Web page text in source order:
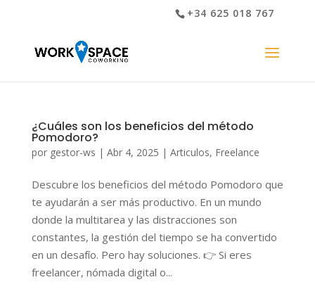
+34 625 018 767
¿Cuáles son los beneficios del método
Pomodoro?
por gestor-ws | Abr 4, 2025 | Articulos, Freelance
Descubre los beneficios del método Pomodoro que
te ayudarán a ser más productivo. En un mundo
donde la multitarea y las distracciones son
constantes, la gestión del tiempo se ha convertido
en un desafío. Pero hay soluciones. 👉 Si eres
freelancer, nómada digital o...